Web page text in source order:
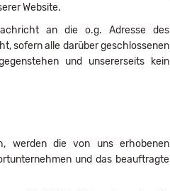
Website.
an die o.g. Adresse des
sofern alle darüber geschlossenen
und unsererseits kein
werden die von uns erhobenen
und das beauftragte